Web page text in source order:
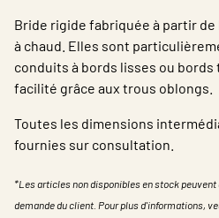
Downloads
Choisir la langue
Switzerland - French
Bride rigide fabriquée à partir
à chaud. Elles sont
conduits à bords lisses ou bords
facilité grâce aux trous oblongs.
Toutes les dimensions
fournies sur consultation.
*Les articles non disponibles en stock
demande du client. Pour plus d'informations,